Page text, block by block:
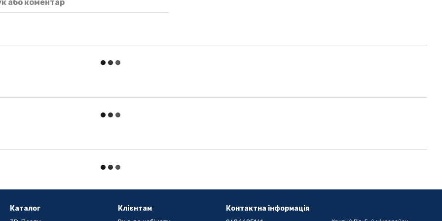
або коментар
Каталог Клієнтам Контактна інформація